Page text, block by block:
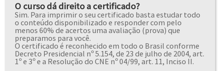
O curso dá direito a certificado?
Sim. Para imprimir o seu certificado basta estudar todo
o conteúdo disponibilizado e responder com pelo
menos 60% de acertos uma avaliação (prova) que
preparamos para você.
O certificado é reconhecido em todo o Brasil conforme
Decreto Presidencial nº 5.154, de 23 de julho de 2004, art.
1º e 3º e a Resolução do CNE nº 04/99, art. 11, Inciso II.